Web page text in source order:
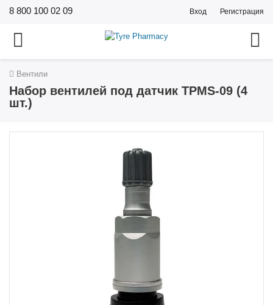
8 800 100 02 09 Вход Регистрация
Вентили
Набор вентилей под датчик TPMS-09 (4
шт.)